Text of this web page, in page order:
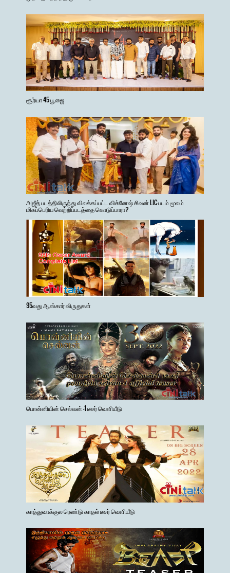
சூர்யா 45 பூஜை
அஜீத் படத்திலிருந்து விலக்கப்பட்ட விக்னேஷ் சிவன் LIC படம் மூலம்
மிகப்பெரிய வெற்றிப்படத்தை கொடுப்பாரா?
95வது ஆஸ்கார் விருதுகள்
பொன்னியின் செல்வன் -1 டீசர் வெளியீடு
காத்துவாக்குல ரெண்டு காதல் டீசர் வெளியீடு